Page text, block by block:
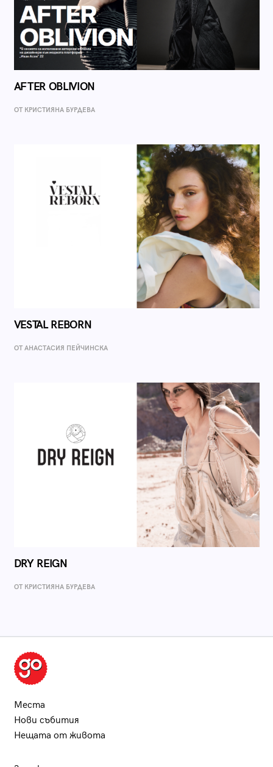
AFTER OBLIVION
ОТ КРИСТИЯНА БУРДЕВА
VESTAL REBORN
ОТ AНАСТАСИЯ ПЕЙЧИНСКА
DRY REIGN
ОТ КРИСТИЯНА БУРДЕВА
Места
Нови събития
Нещата от живота